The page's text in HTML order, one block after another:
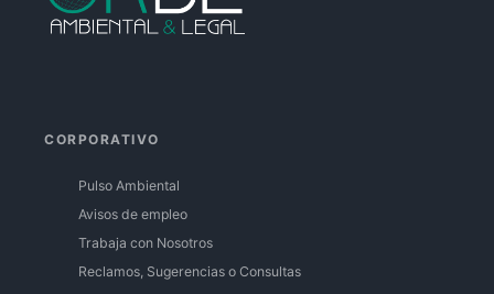
CORPORATIVO
Pulso Ambiental
Avisos de empleo
Trabaja con Nosotros
Reclamos, Sugerencias o Consultas